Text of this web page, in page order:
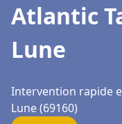
Atlantic
Lune
Intervention rapide
Lune (69160)